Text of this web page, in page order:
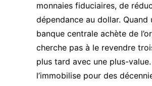
monnaies fiduciaires, de
dépendance au dollar. Quand
banque centrale achète de
cherche pas à le revendre
plus tard avec une plus-
l’immobilise pour des